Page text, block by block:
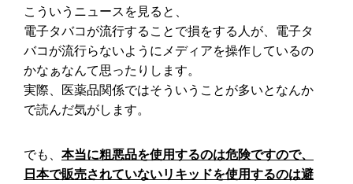
こういうニュースを見ると、
電子タバコが流行することで損をする人が、電子タ
バコが流行らないようにメディアを操作しているの
かなぁなんて思ったりします。
実際、医薬品関係ではそういうことが多いとなんか
で読んだ気がします。
でも、 本当に粗悪品を使用するのは危険ですので、
日本で販売されていないリキッドを使用するのは避